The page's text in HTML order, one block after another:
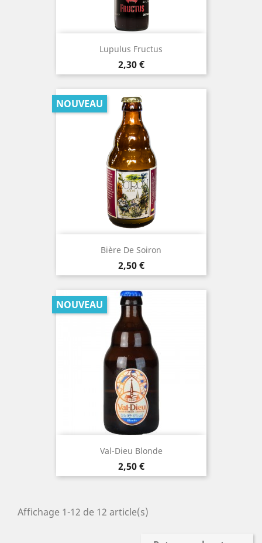
Lupulus Fructus
Prix
2,30 €
Bière De Soiron
Prix
2,50 €
NOUVEAU
Val-Dieu Blonde
Prix
2,50 €
NOUVEAU
Affichage 1-12 de 12 article(s)